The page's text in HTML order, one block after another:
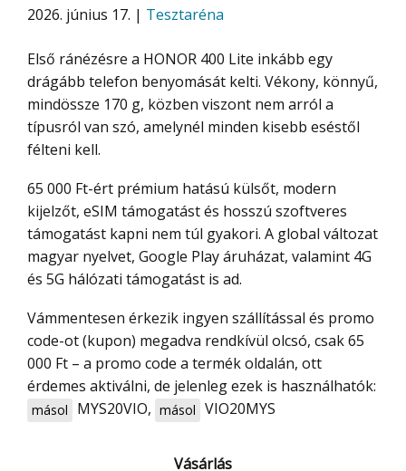
2026. június 17. | Tesztaréna
Első ránézésre a HONOR 400 Lite inkább egy
drágább telefon benyomását kelti. Vékony, könnyű,
mindössze 170 g, közben viszont nem arról a
típusról van szó, amelynél minden kisebb eséstől
félteni kell.
65 000 Ft-ért prémium hatású külsőt, modern
kijelzőt, eSIM támogatást és hosszú szoftveres
támogatást kapni nem túl gyakori. A global változat
magyar nyelvet, Google Play áruházat, valamint 4G
és 5G hálózati támogatást is ad.
Vámmentesen érkezik ingyen szállítással és promo
code-ot (kupon) megadva rendkívül olcsó, csak 65
000 Ft – a promo code a termék oldalán, ott
érdemes aktiválni, de jelenleg ezek is használhatók:
másol MYS20VIO, másol VIO20MYS
Vásárlás